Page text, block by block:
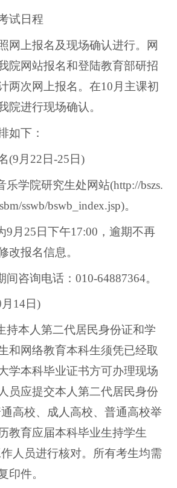
试日程
上报名及现场确认进行。网
院网站报名和登陆教育部研招
两次网上报名。在10月主课初
院进行现场确认。
下：
月22日-25日)
学院研究生处网站(http://bszs.
sswb/bswb_index.jsp)。
25日下午17:00，逾期不再
改报名信息。
咨询电话：010-64887364。
14日)
本人第二代居民身份证和学
和网络教育本科生须凭已经取
学本科毕业证书方可办理现场
员应提交本人第二代居民身份
高校、成人高校、普通高校举
教育应届本科毕业生持学生
人员进行核对。所有考生均需
印件。